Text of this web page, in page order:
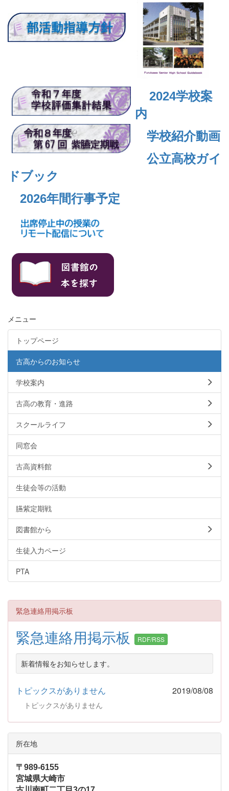
2024学校案
内
学校紹介動画
公立高校ガイ
ドブック
2026年間行事予定
メニュー
トップページ
古高からのお知らせ
学校案内
古高の教育・進路
スクールライフ
同窓会
古高資料館
生徒会等の活動
臙紫定期戦
図書館から
生徒入力ページ
PTA
緊急連絡用掲示板
緊急連絡用掲示板 RDF/RSS
新着情報をお知らせします。
トピックスがありません 2019/08/08
トピックスがありません
所在地
〒989-6155
宮城県大崎市